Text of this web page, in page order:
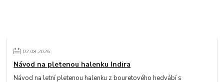
02.08.2026
Návod na pletenou halenku Indira
Návod na letní pletenou halenku z bouretového hedvábí s